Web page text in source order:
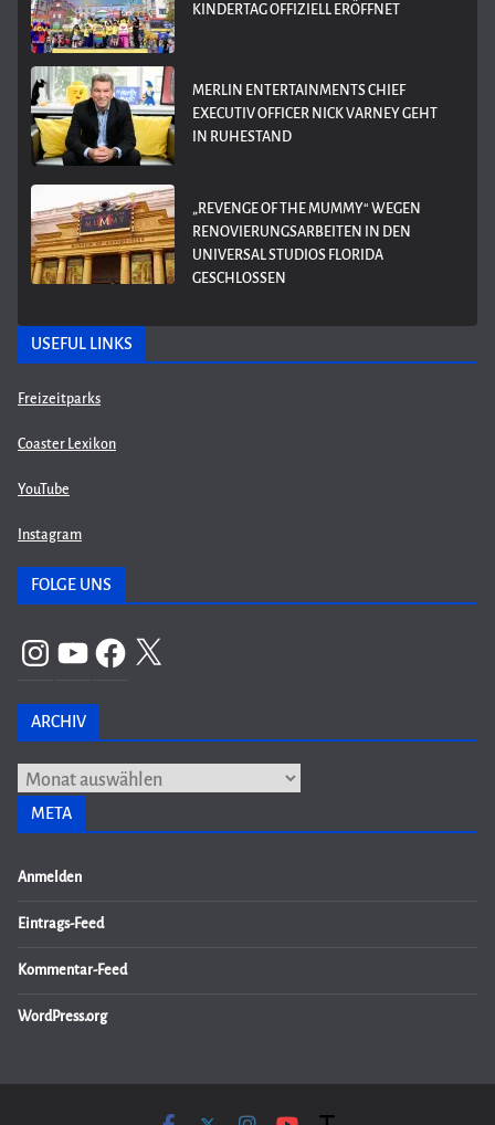
KINDERTAG OFFIZIELL ERÖFFNET
MERLIN ENTERTAINMENTS CHIEF
EXECUTIV OFFICER NICK VARNEY GEHT
IN RUHESTAND
„REVENGE OF THE MUMMY“ WEGEN
RENOVIERUNGSARBEITEN IN DEN
UNIVERSAL STUDIOS FLORIDA
GESCHLOSSEN
USEFUL LINKS
Freizeitparks
Coaster Lexikon
YouTube
Instagram
FOLGE UNS
InstagramYouTubeFacebook
X
ARCHIV
Archiv
META
Anmelden
Eintrags-Feed
Kommentar-Feed
WordPress.org